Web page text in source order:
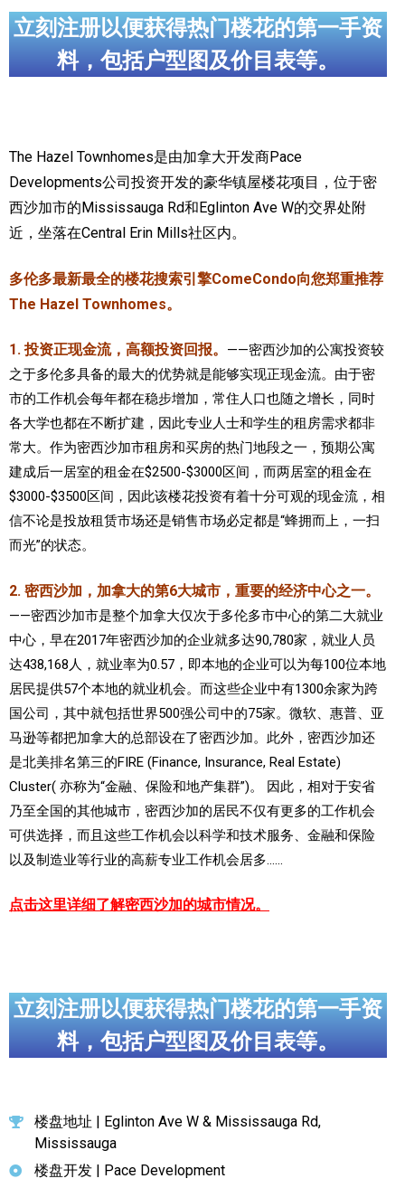
地产杂谈
走近加拿大
加拿大的历史文化
加拿大社会保险系统
定居安大略省
加拿大的福利制度
吃货眼中的加拿大地图
立刻注册以便获得热门楼花的第一手资
料，包括户型图及价目表等。
The Hazel Townhomes是由加拿大开发商Pace
Developments公司投资开发的豪华镇屋楼花项目，位于密
西沙加市的Mississauga Rd和Eglinton Ave W的交界处附
近，坐落在Central Erin Mills社区内。
多伦多最新最全的楼花搜索引擎ComeCondo向您郑重推荐
The Hazel Townhomes。
1. 投资正现金流，高额投资回报。 ——密西沙加的公寓投资较
之于多伦多具备的最大的优势就是能够实现正现金流。由于密
市的工作机会每年都在稳步增加，常住人口也随之增长，同时
各大学也都在不断扩建，因此专业人士和学生的租房需求都非
常大。作为密西沙加市租房和买房的热门地段之一， 预期公寓
建成后一居室的租金在$2500-$3000区间，而两居室的租金在
$3000-$3500区间，因此该楼花投资有着十分可观的现金流，相
信不论是投放租赁市场还是销售市场必定都是“蜂拥而上，一扫
而光”的状态。
2. 密西沙加，加拿大的第6大城市，重要的经济中心之一。
——密西沙加市是整个加拿大仅次于多伦多市中心的第二大就业
中心，早在2017年密西沙加的企业就多达90,780家，就业人员
达438,168人，就业率为0.57，即本地的企业可以为每100位本地
居民提供57个本地的就业机会。而这些企业中有1300余家为跨
国公司，其中就包括世界500强公司中的75家。微软、惠普、亚
马逊等都把加拿大的总部设在了密西沙加。此外，密西沙加还
是北美排名第三的FIRE (Finance, Insurance, Real Estate)
Cluster( 亦称为“金融、保险和地产集群”)。 因此，相对于安省
乃至全国的其他城市，密西沙加的居民不仅有更多的工作机会
可供选择，而且这些工作机会以科学和技术服务、金融和保险
以及制造业等行业的高薪专业工作机会居多……
点击这里详细了解密西沙加的城市情况。
立刻注册以便获得热门楼花的第一手资
料，包括户型图及价目表等。
楼盘地址 | Eglinton Ave W & Mississauga Rd,
Mississauga
楼盘开发 | Pace Development